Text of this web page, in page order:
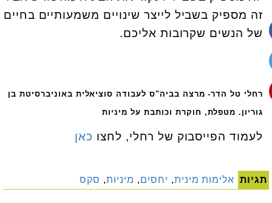
זה מספיק בשביל לייצר שינויים משמעותיים בחיים
של הנשים שקרובות אליכם.
רחלי טל הדר- מרצה בביה"ס לעבודה סוציאלית באוניברסיטת בן
גוריון. מטפלת, חוקרת וכותבת על מיניות
לעמוד הפייסבוק של רחלי, לחצו כאן
תגיות אלימות מינית, יחסים, מיניות, סקס